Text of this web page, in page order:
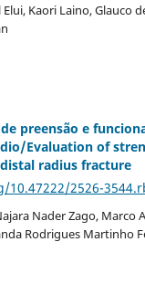
Kaori Laino, Glauco
preensão e
Evaluation of
radius fracture
2526-
Nader Zago, Marco
Rodrigues Martinho